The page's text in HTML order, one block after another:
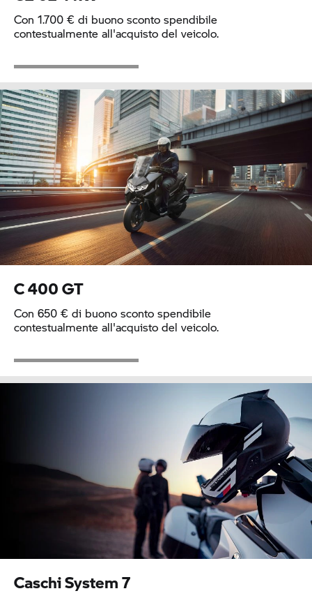
Con 1.700 € di buono sconto spendibile
contestualmente all'acquisto del veicolo.
C 400 GT
Con 650 € di buono sconto spendibile
contestualmente all'acquisto del veicolo.
CaschiSystem 7